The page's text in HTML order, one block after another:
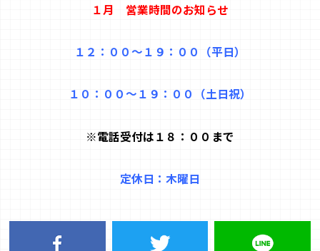
１月 営業時間のお知らせ
１２：００～１９：００（平日）
１０：００～１９：００（土日祝）
※電話受付は１８：００ まで
定休日：木曜日